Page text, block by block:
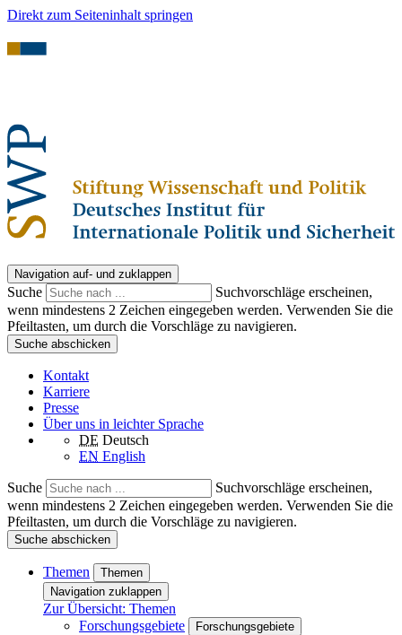
Direkt zum Seiteninhalt springen
Navigation auf- und zuklappen
Suche
Suchvorschläge erscheinen,
wenn mindestens 2 Zeichen eingegeben werden. Verwenden Sie die
Pfeiltasten, um durch die Vorschläge zu navigieren.
Suche abschicken
Kontakt
Karriere
Presse
Über uns in leichter Sprache
DE Deutsch
EN English
Suche
Suchvorschläge erscheinen,
wenn mindestens 2 Zeichen eingegeben werden. Verwenden Sie die
Pfeiltasten, um durch die Vorschläge zu navigieren.
Suche abschicken
Themen
Themen
Navigation zuklappen
Zur Übersicht: Themen
Forschungsgebiete
Forschungsgebiete